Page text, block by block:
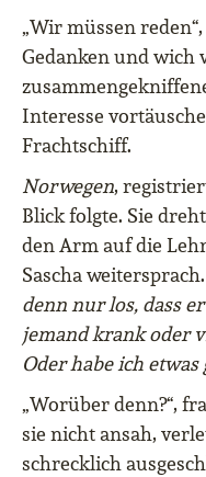
„Wir müssen
Gedanken und
Interesse
Frachtschiff.
Norwegen,
Blick folgte. Sie
den Arm auf die
Sascha weitersprach.
denn nur los, dass
jemand krank oder
Oder habe ich
„Worüber denn?“,
sie nicht ansah,
schrecklich